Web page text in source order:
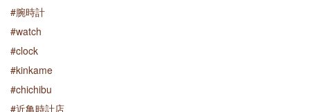
#腕時計
#watch
#clock
#kinkame
#chichibu
#近亀時計店